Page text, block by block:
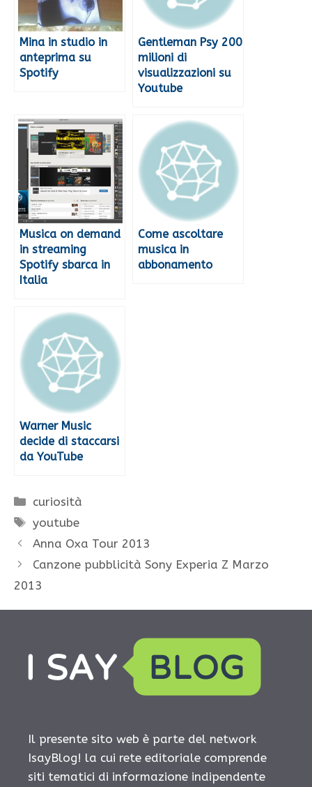
Mina in studio in
anteprima su
Spotify
Gentleman Psy 200
milioni di
visualizzazioni su
Youtube
Musica on demand
in streaming
Spotify sbarca in
Italia
Come ascoltare
musica in
abbonamento
Warner Music
decide di staccarsi
da YouTube
Categorie
curiosità
Tag
youtube
Anna Oxa Tour 2013
Canzone pubblicità Sony Experia Z Marzo
2013
Il presente sito web è parte del network
IsayBlog! la cui rete editoriale comprende
siti tematici di informazione indipendente